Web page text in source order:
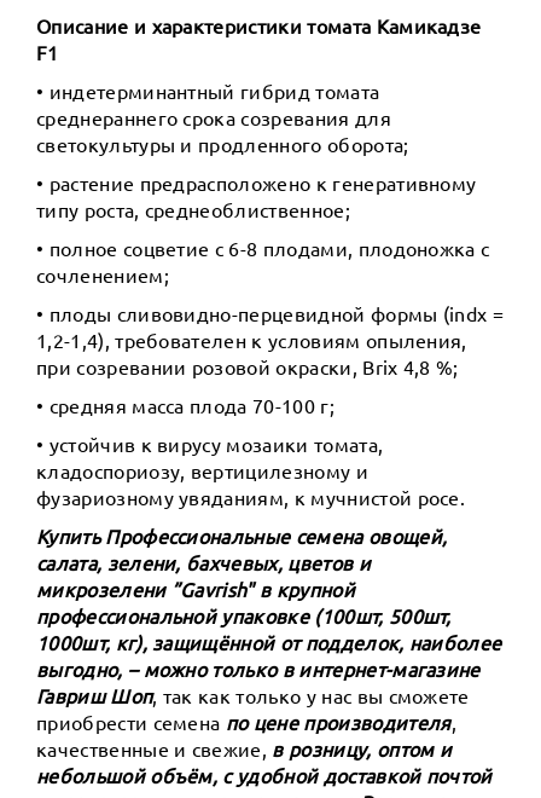
Описание и характеристики томата Камикадзе
F1
• индетерминантный гибрид томата
среднераннего срока созревания для
светокультуры и продленного оборота;
• растение предрасположено к генеративному
типу роста, среднеоблиственное;
• полное соцветие с 6-8 плодами, плодоножка с
сочленением;
• плоды сливовидно-перцевидной формы (indx =
1,2-1,4), требователен к условиям опыления,
при созревании розовой окраски, Brix 4,8 %;
• средняя масса плода 70-100 г;
• устойчив к вирусу мозаики томата,
кладоспориозу, вертицилезному и
фузариозному увяданиям, к мучнистой росе.
Купить Профессиональные семена овощей,
салата, зелени, бахчевых, цветов и
микрозелени ”Gavrish" в крупной
профессиональной упаковке (100шт, 500шт,
1000шт, кг), защищённой от подделок, наиболее
выгодно, – можно только в интернет-магазине
Гавриш Шоп, так как только у нас вы сможете
приобрести семена по цене производителя,
качественные и свежие, в розницу, оптом и
небольшой объём, с удобной доставкой почтой